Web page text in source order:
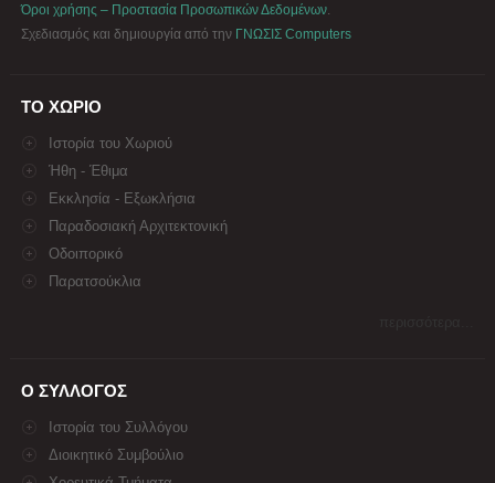
Όροι χρήσης – Προστασία Προσωπικών Δεδομένων.
Σχεδιασμός και δημιουργία από την ΓΝΩΣΙΣ Computers
ΤΟ ΧΩΡΙΟ
Ιστορία του Χωριού
Ήθη - Έθιμα
Εκκλησία - Εξωκλήσια
Παραδοσιακή Αρχιτεκτονική
Οδοιπορικό
Παρατσούκλια
Ο ΣΥΛΛΟΓΟΣ
Ιστορία του Συλλόγου
Διοικητικό Συμβούλιο